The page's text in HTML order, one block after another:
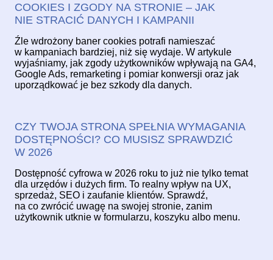
COOKIES I ZGODY NA STRONIE – JAK
NIE STRACIĆ DANYCH I KAMPANII
Źle wdrożony baner cookies potrafi namieszać
w kampaniach bardziej, niż się wydaje. W artykule
wyjaśniamy, jak zgody użytkowników wpływają na GA4,
Google Ads, remarketing i pomiar konwersji oraz jak
uporządkować je bez szkody dla danych.
CZY TWOJA STRONA SPEŁNIA WYMAGANIA
DOSTĘPNOŚCI? CO MUSISZ SPRAWDZIĆ
W 2026
Dostępność cyfrowa w 2026 roku to już nie tylko temat
dla urzędów i dużych firm. To realny wpływ na UX,
sprzedaż, SEO i zaufanie klientów. Sprawdź,
na co zwrócić uwagę na swojej stronie, zanim
użytkownik utknie w formularzu, koszyku albo menu.